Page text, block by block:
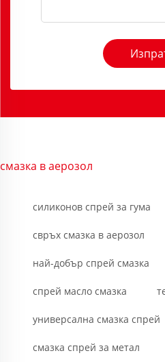
смазка в аерозол
силиконов спрей за гума
свръх смазка в аерозол
най-добър спрей смазка
спрей масло смазка
универсална смазка спрей
смазка спрей за метал